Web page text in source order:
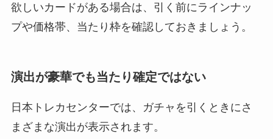
欲しいカードがある場合は、引く前にラインナッ
プや価格帯、当たり枠を確認しておきましょう。
演出が豪華でも当たり確定ではない
日本トレカセンターでは、ガチャを引くときにさ
まざまな演出が表示されます。